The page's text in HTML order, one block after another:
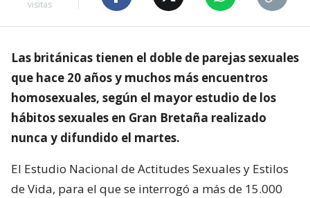
visitas
Las británicas tienen el doble de parejas sexuales
que hace 20 años y muchos más encuentros
homosexuales, según el mayor estudio de los
hábitos sexuales en Gran Bretaña realizado
nunca y difundido el martes.
El Estudio Nacional de Actitudes Sexuales y Estilos
de Vida, para el que se interrogó a más de 15.000